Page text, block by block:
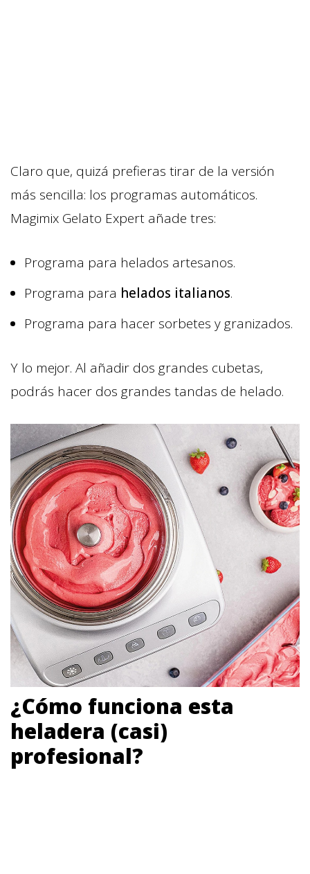
Claro que, quizá prefieras tirar de la versión
más sencilla: los programas automáticos.
Magimix Gelato Expert añade tres:
Programa para helados artesanos.
Programa para helados italianos.
Programa para hacer sorbetes y granizados.
Y lo mejor. Al añadir dos grandes cubetas,
podrás hacer dos grandes tandas de helado.
¿Cómo funciona esta
heladera (casi)
profesional?